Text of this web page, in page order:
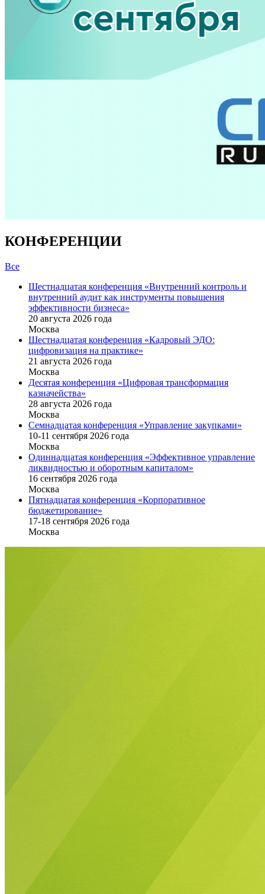
КОНФЕРЕНЦИИ
Все
Шестнадцатая конференция «Внутренний контроль и
внутренний аудит как инструменты повышения
эффективности бизнеса»
20 августа 2026 года
Москва
Шестнадцатая конференция «Кадровый ЭДО:
цифровизация на практике»
21 августа 2026 года
Москва
Десятая конференция «Цифровая трансформация
казначейства»
28 августа 2026 года
Москва
Семнадцатая конференция «Управление закупками»
10-11 сентября 2026 года
Москва
Одиннадцатая конференция «Эффективное управление
ликвидностью и оборотным капиталом»
16 cентября 2026 года
Москва
Пятнадцатая конференция «Корпоративное
бюджетирование»
17-18 сентября 2026 года
Москва